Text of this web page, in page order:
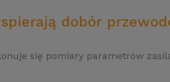
dobór
się pomiary parametrów